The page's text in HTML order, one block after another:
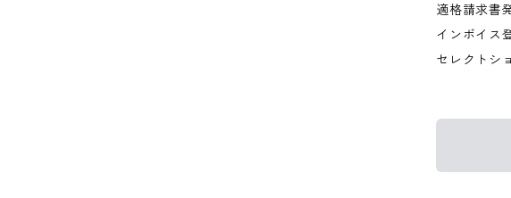
適格請求書
インボイス
セレクトシ